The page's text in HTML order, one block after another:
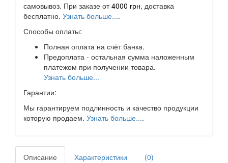
самовывоз. При заказе от4000 грн, доставка
бесплатно. Узнать больше....
Способы оплаты:
Полная оплата на счёт банка.
Предоплата - остальная сумма наложенным
платежом при получении товара.
Узнать больше...
Гарантии:
Мы гарантируем подлинность и качество продукции
которую продаем. Узнать больше....
Описание Характеристики (0)